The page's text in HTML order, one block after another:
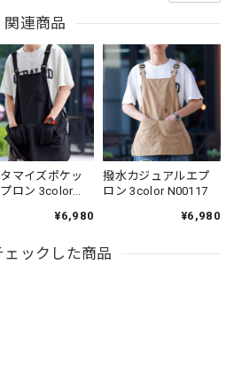
関連商品
マイズポケッ
プロン 3color
¥6,980
撥水カジュアルエプ
ロン 3color N00117
¥6,980
ェックした商品